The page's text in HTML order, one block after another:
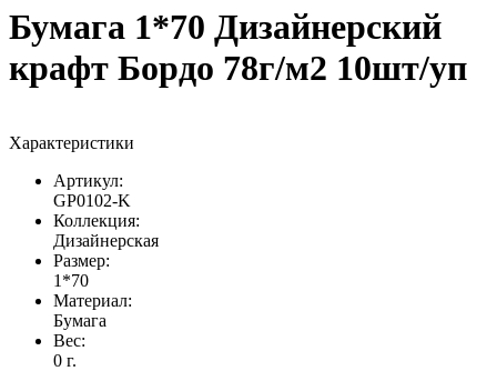
Бумага 1*70 Дизайнерский
крафт Бордо 78г/м2 10шт/уп
Характеристики
Артикул:
GP0102-K
Коллекция:
Дизайнерская
Размер:
1*70
Материал:
Бумага
Вес:
0 г.